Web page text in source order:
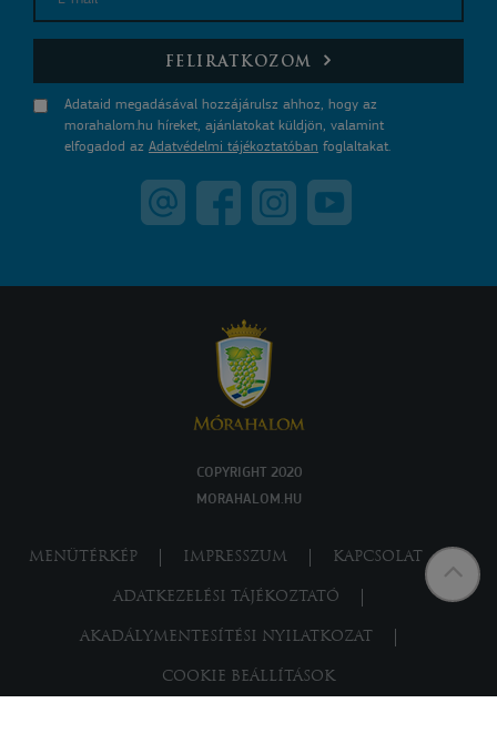
E-mail
FELIRATKOZOM
Adataid megadásával hozzájárulsz ahhoz, hogy az
morahalom.hu híreket, ajánlatokat küldjön, valamint
elfogadod az Adatvédelmi tájékoztatóban foglaltakat.
COPYRIGHT 2020
MORAHALOM.HU
MENÜTÉRKÉP IMPRESSZUM KAPCSOLAT
ADATKEZELÉSI TÁJÉKOZTATÓ
AKADÁLYMENTESÍTÉSI NYILATKOZAT
COOKIE BEÁLLÍTÁSOK